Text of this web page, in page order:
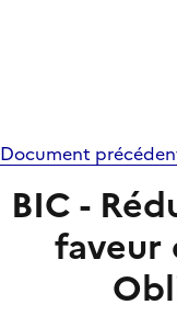
Document
BIC -
faveur